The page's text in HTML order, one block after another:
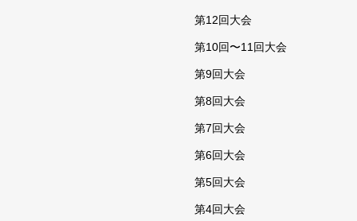
第12回大会
第10回〜11回大会
第9回大会
第8回大会
第7回大会
第6回大会
第5回大会
第4回大会